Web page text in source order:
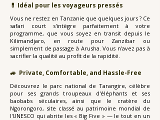
💊 Idéal pour les voyageurs pressés
Vous ne restez en Tanzanie que quelques jours ? Ce
safari court s'intègre parfaitement à votre
programme, que vous soyez en transit depuis le
Kilimandjaro, en route pour Zanzibar ou
simplement de passage à Arusha. Vous n'avez pas à
sacrifier la qualité au profit de la rapidité.
🚙 Private, Comfortable, and Hassle-Free
Découvrez le parc national de Tarangire, célèbre
pour ses grands troupeaux d'éléphants et ses
baobabs séculaires, ainsi que le cratère du
Ngorongoro, site classé au patrimoine mondial de
l'UNESCO qui abrite les « Big Five » — le tout en un